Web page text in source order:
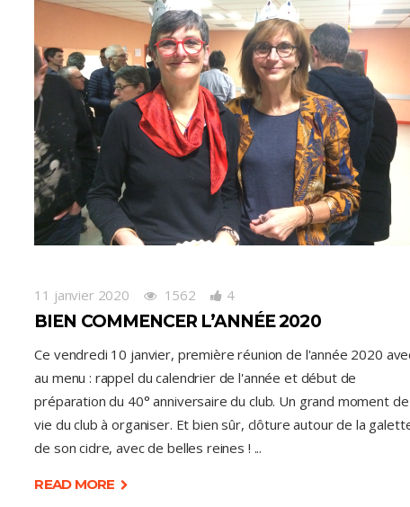
11 janvier 2020 1562 4
BIEN COMMENCER L’ANNÉE 2020
Ce vendredi 10 janvier, première réunion de l'année 2020
au menu : rappel du calendrier de l'année et début de
préparation du 40° anniversaire du club. Un grand moment de
vie du club à organiser. Et bien sûr, clôture autour de la
de son cidre, avec de belles reines !
READ MORE